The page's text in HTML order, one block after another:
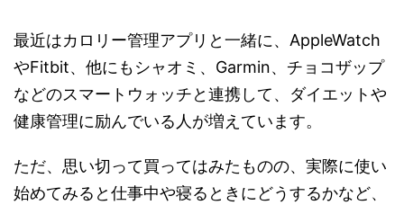
最近はカロリー管理アプリと一緒に、AppleWatch
やFitbit、他にもシャオミ、Garmin、チョコザップ
などのスマートウォッチと連携して、ダイエットや
健康管理に励んでいる人が増えています。
ただ、思い切って買ってはみたものの、実際に使い
始めてみると仕事中や寝るときにどうするかなど、